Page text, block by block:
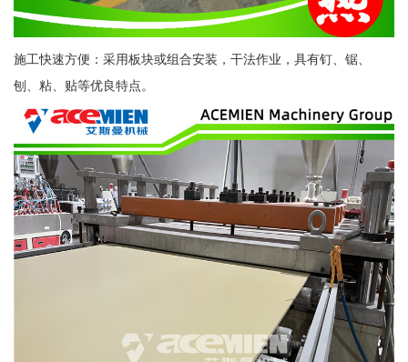
施工快速方便：采用板块或组合安装，干法作业，具有钉、锯、
刨、粘、贴等优良特点。